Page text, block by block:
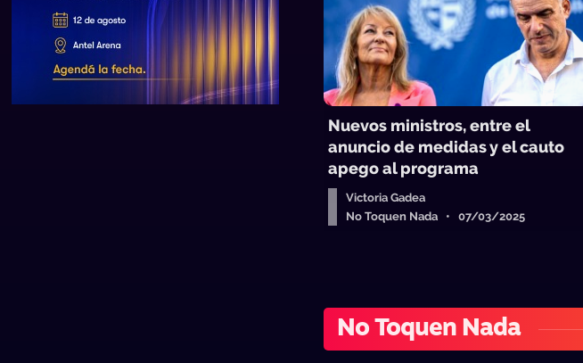
Nuevos ministros, entre el
anuncio de medidas y el cauto
apego al programa
Victoria Gadea
No Toquen Nada • 07/03/2025
No Toquen Nada